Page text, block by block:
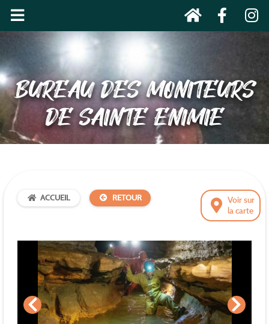
BUREAU DES MONITEURS
DE SAINTE ENIMIE
Voir sur
la carte
ACCUEIL RETOUR